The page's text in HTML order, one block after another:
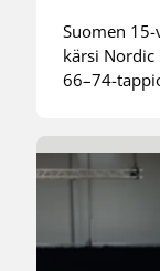
Suomen
kärsi Nordic
66–74-